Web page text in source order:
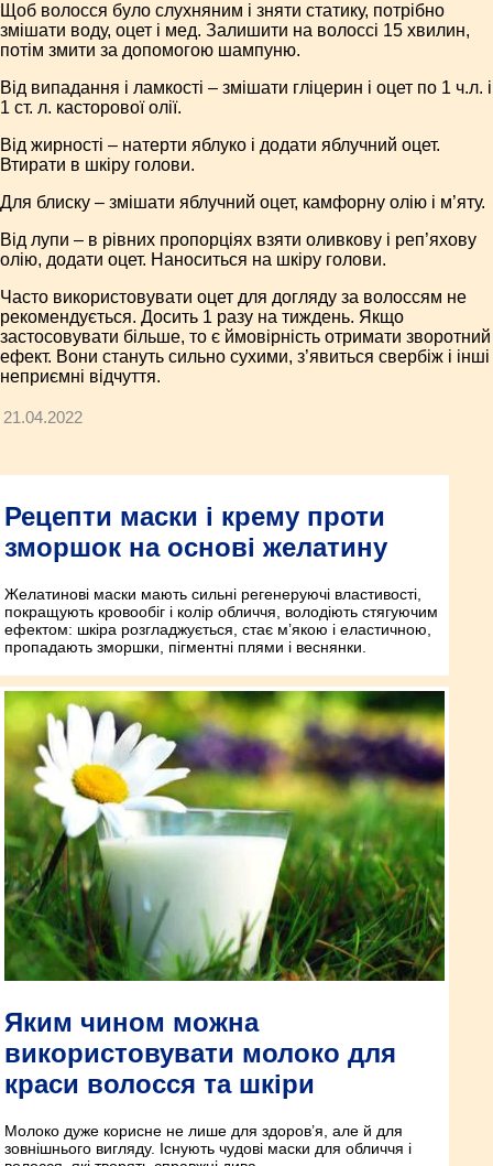
Щоб волосся було слухняним і зняти статику, потрібно
змішати воду, оцет і мед. Залишити на волоссі 15 хвилин,
потім змити за допомогою шампуню.
Від випадання і ламкості – змішати гліцерин і оцет по 1 ч.л. і
1 ст. л. касторової олії.
Від жирності – натерти яблуко і додати яблучний оцет.
Втирати в шкіру голови.
Для блиску – змішати яблучний оцет, камфорну олію і м’яту.
Від лупи – в рівних пропорціях взяти оливкову і реп’яхову
олію, додати оцет. Наноситься на шкіру голови.
Часто використовувати оцет для догляду за волоссям не
рекомендується. Досить 1 разу на тиждень. Якщо
застосовувати більше, то є ймовірність отримати зворотний
ефект. Вони стануть сильно сухими, з’явиться свербіж і інші
неприємні відчуття.
21.04.2022
Рецепти маски і крему проти
зморшок на основі желатину
Желатинові маски мають сильні регенеруючі властивості,
покращують кровообіг і колір обличчя, володіють стягуючим
ефектом: шкіра розгладжується, стає м’якою і еластичною,
пропадають зморшки, пігментні плями і веснянки.
Яким чином можна
використовувати молоко для
краси волосся та шкіри
Молоко дуже корисне не лише для здоров’я, але й для
зовнішнього вигляду. Існують чудові маски для обличчя і